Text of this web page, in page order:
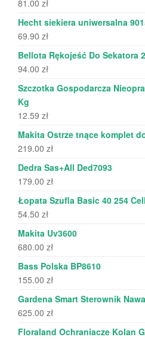
81.00 zł
Hecht siekiera uniwersalna
69.90 zł
Bellota Rękojeść Do Sekatora
94.00 zł
Szczotka Gospodarcza
Kg
12.59 zł
Makita Ostrze tnące komplet
219.00 zł
Dedra Sas+All Ded7093
179.00 zł
Łopata Szufla Basic 40 254
54.50 zł
Makita Uv3600
680.00 zł
Bass Polska BP8610
155.00 zł
Gardena Smart Sterownik
625.00 zł
Floraland Ochraniacze Kolan